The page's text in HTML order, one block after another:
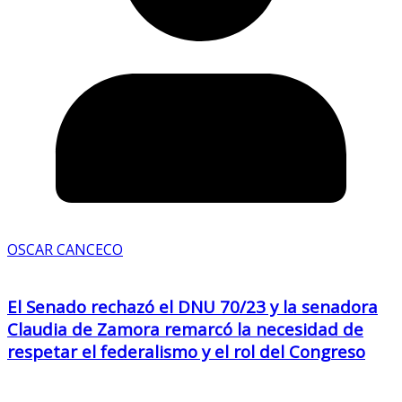
OSCAR CANCECO
El Senado rechazó el DNU 70/23 y la senadora
Claudia de Zamora remarcó la necesidad de
respetar el federalismo y el rol del Congreso